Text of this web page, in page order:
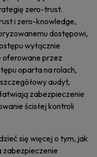
zero-trust.
i zero-knowledge,
dostępowi,
wyłącznie
oferowane przez
oparta na rolach,
audyt,
zabezpieczenie
ścisłej kontroli
się więcej o tym, jak
zabezpieczenie